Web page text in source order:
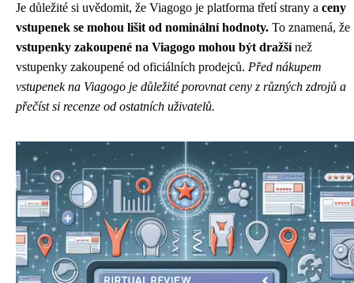
Je důležité si uvědomit, že Viagogo je platforma třetí strany a ceny
vstupenek se mohou lišit od nominální hodnoty. To znamená, že
vstupenky zakoupené na Viagogo mohou být dražšínež
vstupenky zakoupené od oficiálních prodejců. Před nákupem
vstupenek na Viagogo je důležité porovnat ceny z různých zdrojů a
přečíst si recenze od ostatních uživatelů.